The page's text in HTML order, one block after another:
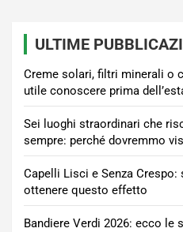
ULTIME
Creme solari, filtri minerali o
utile conoscere prima
Sei luoghi straordinari che
sempre: perché dovremmo
Capelli Lisci e Senza
ottenere questo effetto
Bandiere Verdi 2026: ecco le